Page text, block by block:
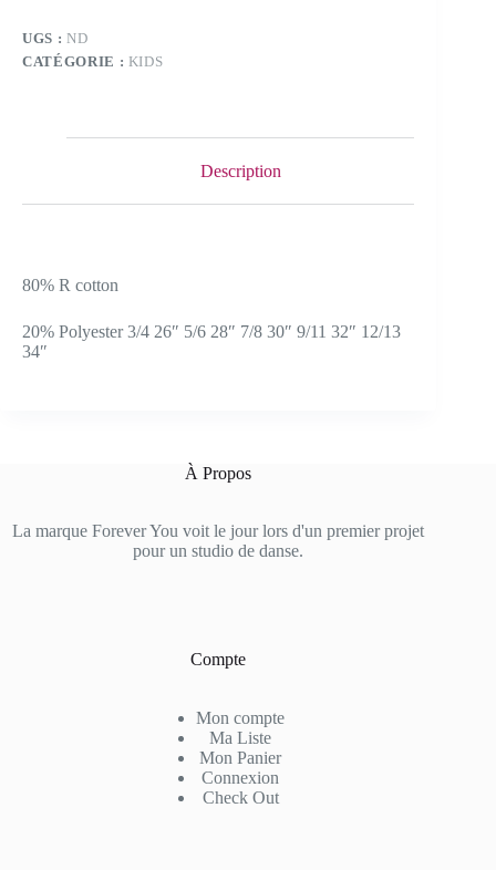
UGS : ND
CATÉGORIE : KIDS
Description
80% R cotton
20% Polyester 3/4 26″ 5/6 28″ 7/8 30″ 9/11 32″ 12/13
34″
À Propos
La marque Forever You voit le jour lors d'un premier projet
pour un studio de danse.
Compte
Mon compte
Ma Liste
Mon Panier
Connexion
Check Out